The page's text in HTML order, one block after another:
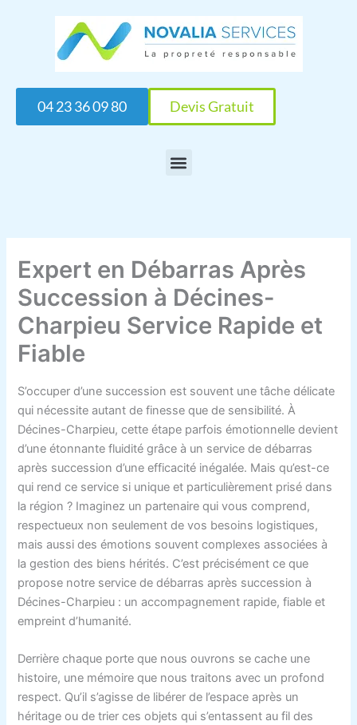
04 23 36 09 80 Devis Gratuit
Expert en Débarras Après
Succession à Décines-
Charpieu Service Rapide et
Fiable
S’occuper d’une succession est souvent une tâche délicate
qui nécessite autant de finesse que de sensibilité. À
Décines-Charpieu, cette étape parfois émotionnelle devient
d’une étonnante fluidité grâce à un service de débarras
après succession d’une efficacité inégalée. Mais qu’est-ce
qui rend ce service si unique et particulièrement prisé dans
la région ? Imaginez un partenaire qui vous comprend,
respectueux non seulement de vos besoins logistiques,
mais aussi des émotions souvent complexes associées à
la gestion des biens hérités. C’est précisément ce que
propose notre service de débarras après succession à
Décines-Charpieu : un accompagnement rapide, fiable et
empreint d’humanité.
Derrière chaque porte que nous ouvrons se cache une
histoire, une mémoire que nous traitons avec un profond
respect. Qu’il s’agisse de libérer de l’espace après un
héritage ou de trier ces objets qui s’entassent au fil des